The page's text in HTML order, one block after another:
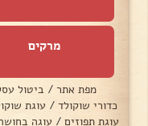
מרקים
מפת אתר / ביטול
כדורי שוקולד / עוגת
עוגת תפוזים / עוגה